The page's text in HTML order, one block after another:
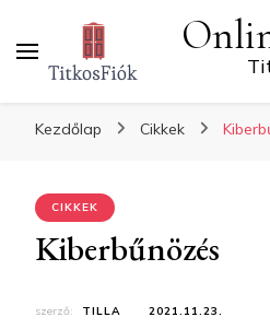
Kezdőlap Cikkek
CIKKEK
Kiberbűnözés
szerző: TILLA 2021.11.23.